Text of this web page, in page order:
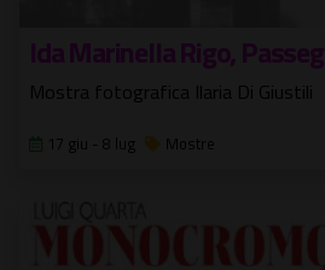
Ida Marinella Rigo,
Mostra fotografica Ilaria Di Giustili
17 giu - 8 lug Mostre